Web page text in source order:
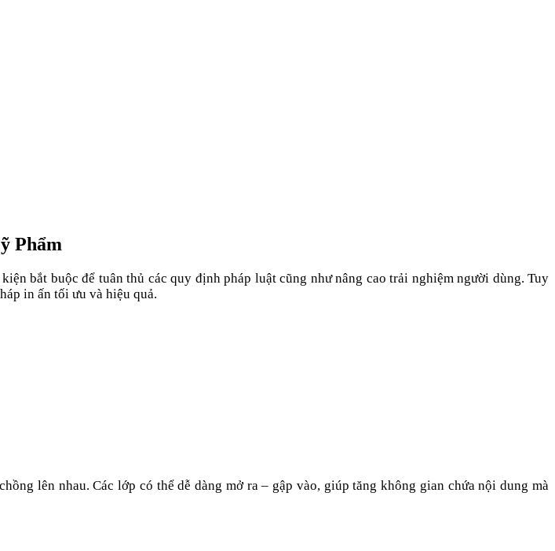
Phẩm
bắt buộc để tuân thủ các quy định pháp luật cũng như nâng cao trải nghiệm người dùng. Tuy
in ấn tối ưu và hiệu quả.
lên nhau. Các lớp có thể dễ dàng mở ra – gập vào, giúp tăng không gian chứa nội dung mà